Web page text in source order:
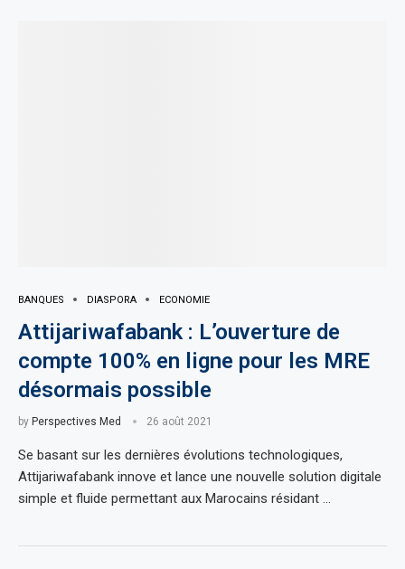
BANQUES DIASPORA ECONOMIE
Attijariwafabank : L’ouverture de
compte 100% en ligne pour les MRE
désormais possible
by Perspectives Med 26 août 2021
Se basant sur les dernières évolutions technologiques,
Attijariwafabank innove et lance une nouvelle solution digitale
simple et fluide permettant aux Marocains résidant …